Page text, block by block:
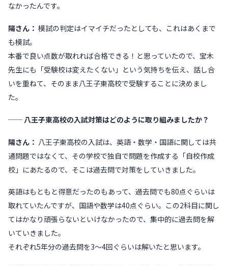
なかったんです。
陽さん： 模試の判定はイマイチだったとしても、これはあくまで
も模試。
本番で良い点数が取れれば合格できる！と思っていたので、宝木
先生にも「受験校は変えたくない」という気持ちを伝え、話し合
いを重ねて、そのまま八王子東高校で受験することに決めまし
た。
── 八王子東高校の入試対策はどのように取り組みましたか？
陽さん： 八王子東高校の入試は、英語・数学・国語に関しては共
通問題ではなくて、その学校で独自で問題を作成する「自校作成
校」にあたるので、そこは過去問で対策をしていきました。
英語はもともと得意だったのもあって、過去問でも80点ぐらいは
取れていたんですが、国語や数学は40点ぐらい。この2科目に関し
てはかなり頑張らないといけなかったので、集中的に過去問を解
いていきました。
それぞれ5年分の過去問を3～4回ぐらいは解いたと思います。